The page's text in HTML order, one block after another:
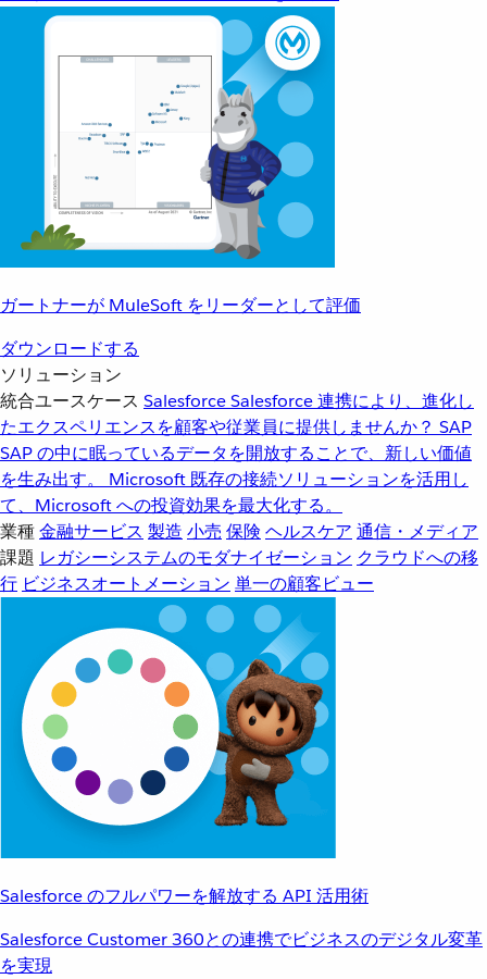
ガートナーが MuleSoft をリーダーとして評価
ダウンロードする
ソリューション
統合ユースケース SalesforceSalesforce 連携により、進化し
たエクスペリエンスを顧客や従業員に提供しませんか？ SAP
SAP の中に眠っているデータを開放することで、新しい価値
を生み出す。
Microsoft 既存の接続ソリューションを活用し
て、Microsoft への投資効果を最大化する。
業種金融サービス 製造 小売 保険 ヘルスケア 通信・メディア
課題 レガシーシステムのモダナイゼーション クラウドへの移
行 ビジネスオートメーション 単一の顧客ビュー
Salesforce のフルパワーを解放する API 活用術
Salesforce Customer 360との連携でビジネスのデジタル変革
を実現